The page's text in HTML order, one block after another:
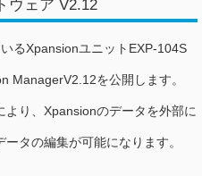
ウェア V2.12
るXpansionユニットEXP-104S
ManagerV2.12を公開します。
り、Xpansionのデータを外部に
タの編集が可能になります。